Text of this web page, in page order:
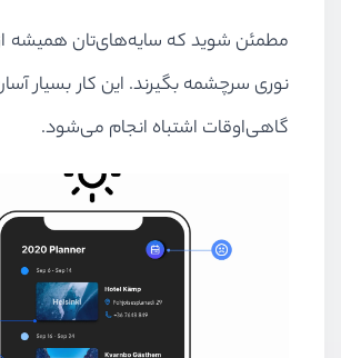
مطمئن شوید که سایه‌های‌تان همیشه
نوری سرچشمه بگیرند. این کار بسیار
گاهی‌اوقات اشتباه انجام می‌شود.